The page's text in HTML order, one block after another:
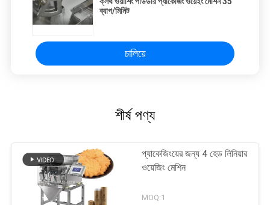
ব্যাগ/মিনিট
চালিয়ে
শীর্ষ পণ্য
প্যাকেজিংয়ের জন্য 4 হেড লিনিয়ার
ওয়েজিং মেশিন
MOQ:1